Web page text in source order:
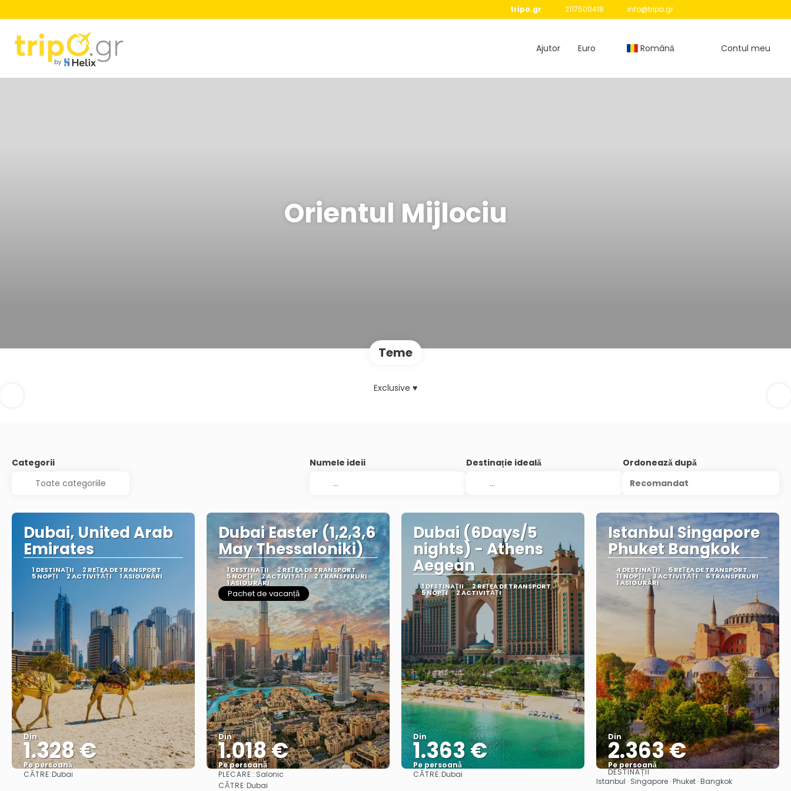
tripo.gr 2117500418 info@tripo.gr
Ajutor Euro Română Contul meu
Orientul Mijlociu
Teme
Exclusive ♥
Categorii Numele ideii Destinație ideală
Ordonează după
Recomandat
Dubai, United Arab
Emirates
1 DESTINAŢII 2 REȚEA DE TRANSPORT
5 NOPȚI 2 ACTIVITĂȚI 1 ASIGURĂRI
Din
1.328 €
Pe persoană
CĂTRE:Dubai
Dubai Easter (1,2,3,6
May Thessaloniki)
1 DESTINAŢII 2 REȚEA DE TRANSPORT
5 NOPȚI 2 ACTIVITĂȚI 2 TRANSFERURI
1 ASIGURĂRI
Pachet de vacanță
Din
1.018 €
Pe persoană
PLECARE::Salonic
CĂTRE:Dubai
Dubai (6Days/5
nights) - Athens
Aegean
1 DESTINAŢII 2 REȚEA DE TRANSPORT
5 NOPȚI 2 ACTIVITĂȚI
Din
1.363 €
Pe persoană
CĂTRE:Dubai
Istanbul Singapore
Phuket Bangkok
4 DESTINAŢII 5 REȚEA DE TRANSPORT
11 NOPȚI 3 ACTIVITĂȚI 6 TRANSFERURI
1 ASIGURĂRI
Din
2.363 €
Pe persoană
Vedea
DESTINAȚII
Istanbul · Singapore · Phuket · Bangkok